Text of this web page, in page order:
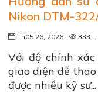
Nikon DTM-
Th05 26, 2026 333
Với độ chính
giao diện dễ
được nhiều kỹ sư...